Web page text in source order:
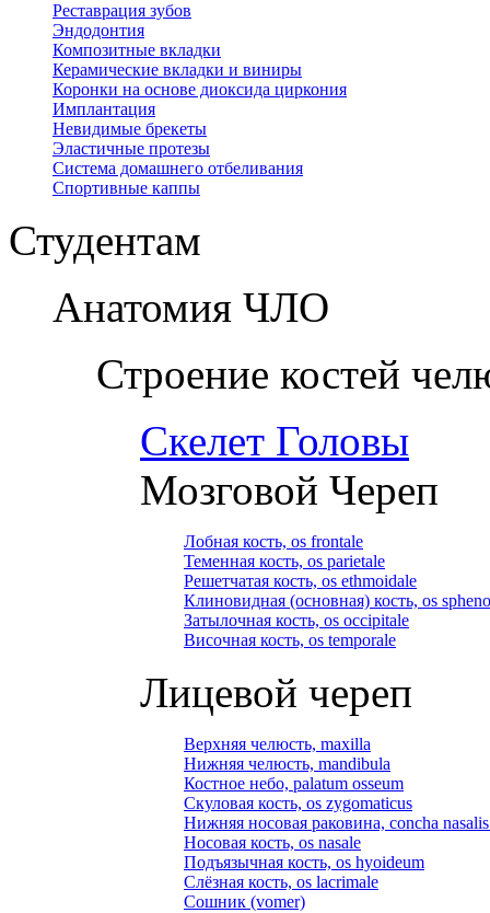
Реставрация зубов
Эндодонтия
Композитные вкладки
Керамические вкладки и виниры
Коронки на основе диоксида циркония
Имплантация
Невидимые брекеты
Эластичные протезы
Система домашнего отбеливания
Спортивные каппы
Студентам
Анатомия ЧЛО
Строение костей
Скелет Головы
Мозговой Череп
Лобная кость, os frontale
Теменная кость, os parietale
Решетчатая кость, os ethmoidale
Клиновидная (основная) кость, os
Затылочная кость, os occipitale
Височная кость, os temporale
Лицевой череп
Верхняя челюсть, maxilla
Нижняя челюсть, mandibula
Костное небо, palatum osseum
Скуловая кость, os zygomaticus
Нижняя носовая раковина, concha
Носовая кость, os nasale
Подъязычная кость, os hyoideum
Слёзная кость, os lacrimale
Сошник (vomer)